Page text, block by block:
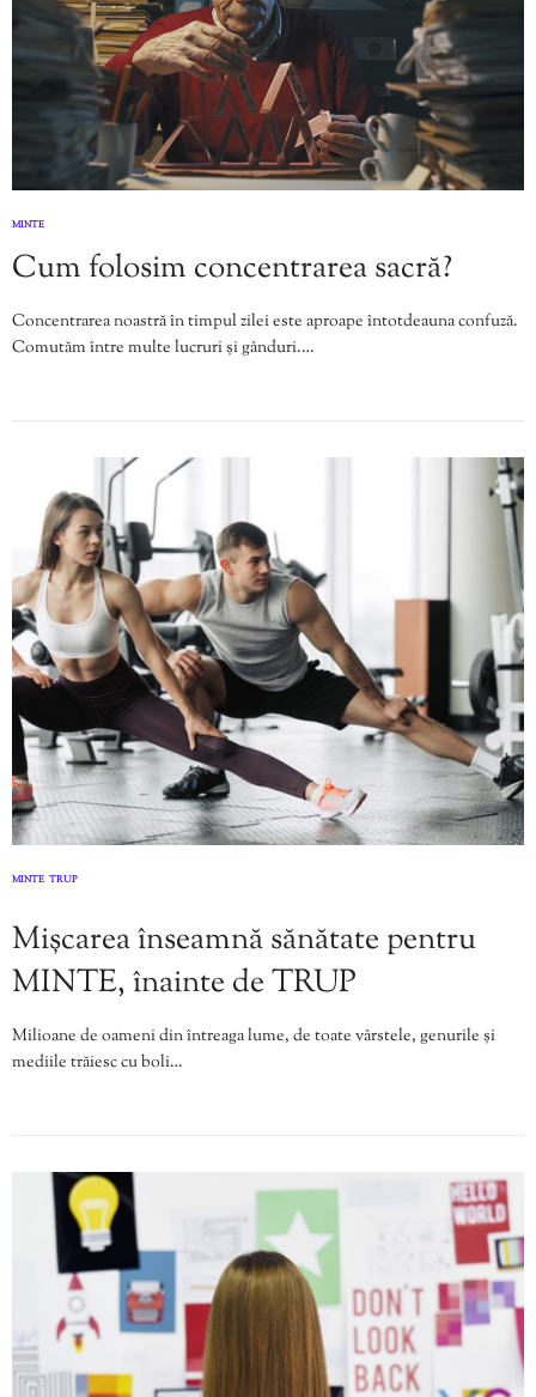
MINTE
Cum folosim concentrarea sacră?
Concentrarea noastră în timpul zilei este aproape întotdeauna confuză.
Comutăm între multe lucruri și gânduri.…
MINTE TRUP
Mișcarea înseamnă sănătate pentru
MINTE, înainte de TRUP
Milioane de oameni din întreaga lume, de toate vârstele, genurile și
mediile trăiesc cu boli…